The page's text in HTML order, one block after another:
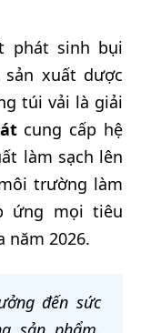
phát sinh bụi
xuất dược
túi vải là giải
cung cấp hệ
làm sạch lên
trường làm
ứng mọi tiêu
năm 2026.
đến sức